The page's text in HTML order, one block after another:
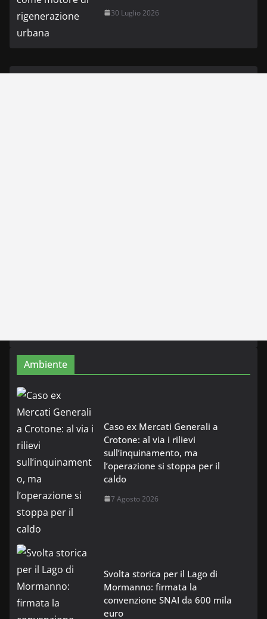
30 Luglio 2026
Ambiente
Caso ex Mercati Generali a
Crotone: al via i rilievi
sull’inquinamento, ma
l’operazione si stoppa per il
caldo
7 Agosto 2026
Svolta storica per il Lago di
Mormanno: firmata la
convenzione SNAI da 600 mila
euro